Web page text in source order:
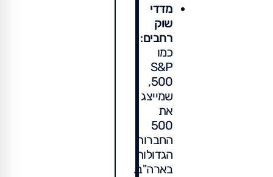
מדדי
שוק
רחבים:
כמו
S&P
500,
שמייצג
את
500
החברות
הגדולות
בארה"ב.